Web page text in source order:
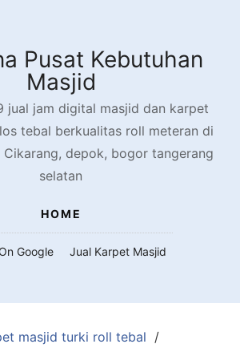
Pusat Kebutuhan
Masjid
jual jam digital masjid dan karpet
tebal berkualitas roll meteran di
Cikarang, depok, bogor tangerang
selatan
HOME
Google Jual Karpet Masjid
masjid turki roll tebal